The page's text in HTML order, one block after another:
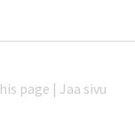
page | Jaa sivu